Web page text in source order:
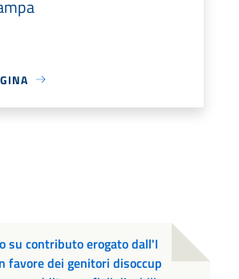
su contributo erogato dall'I
favore dei genitori disoccup